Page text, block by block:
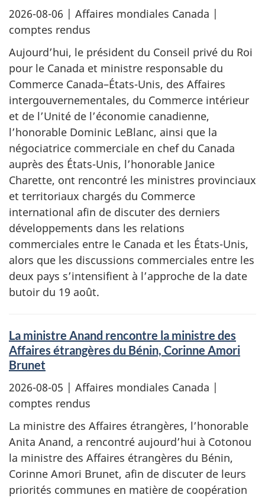
2026-08-06 | Affaires mondiales Canada |
comptes rendus
Aujourd’hui, le président du Conseil privé du Roi
pour le Canada et ministre responsable du
Commerce Canada–États-Unis, des Affaires
intergouvernementales, du Commerce intérieur
et de l’Unité de l’économie canadienne,
l’honorable Dominic LeBlanc, ainsi que la
négociatrice commerciale en chef du Canada
auprès des États-Unis, l’honorable Janice
Charette, ont rencontré les ministres provinciaux
et territoriaux chargés du Commerce
international afin de discuter des derniers
développements dans les relations
commerciales entre le Canada et les États-Unis,
alors que les discussions commerciales entre les
deux pays s’intensifient à l’approche de la date
butoir du 19 août.
La ministre Anand rencontre la ministre des
Affaires étrangères du Bénin, Corinne Amori
Brunet
2026-08-05 | Affaires mondiales Canada |
comptes rendus
La ministre des Affaires étrangères, l’honorable
Anita Anand, a rencontré aujourd’hui à Cotonou
la ministre des Affaires étrangères du Bénin,
Corinne Amori Brunet, afin de discuter de leurs
priorités communes en matière de coopération